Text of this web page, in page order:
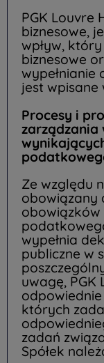
PGK Louvre
biznesowe,
wpływ,
biznesowe
jest wpisane
Procesy i
zarządzania
Ze względu
obowiązany
wypełnia
publiczne w
uwagę, PGK
których
zadań
Spółek